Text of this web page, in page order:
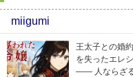
miigumi
王太子との婚
を失ったエレ
―― 人ならざる